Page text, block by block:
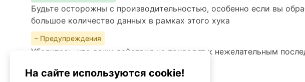
Будьте осторожны с производительностью, особенно если вы
большое количество данных в рамках этого хука
– Предупреждения
Убедитесь, что ваши действия не приводят к нежелательным
На сайте используются cookie!